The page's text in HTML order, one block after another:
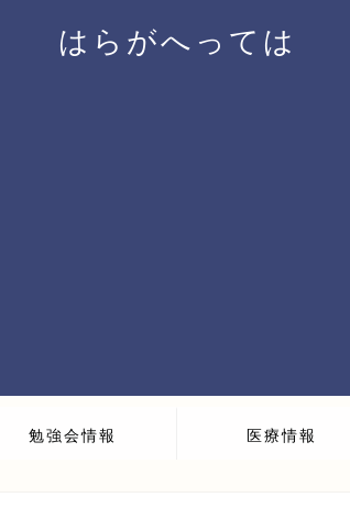
はらがへっては
勉強会情報 医療情報